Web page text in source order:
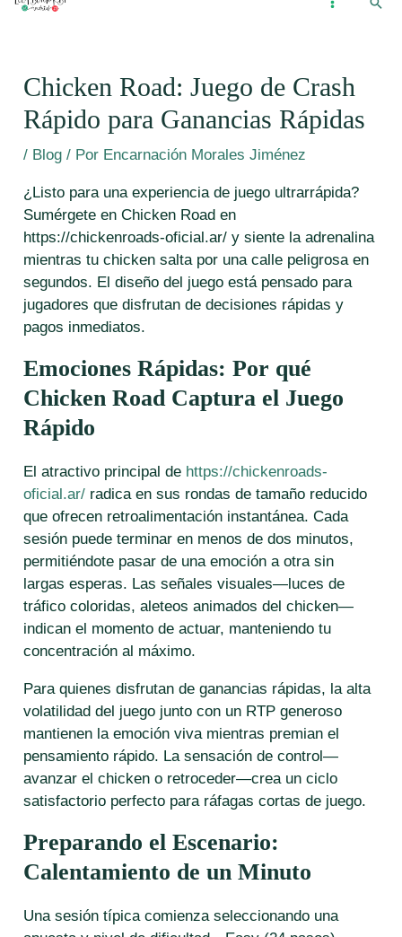
Ir
Chicken Road: Juego de Crash
Rápido para Ganancias Rápidas
/ Blog / Por Encarnación Morales Jiménez
¿Listo para una experiencia de juego ultrarrápida?
Sumérgete en Chicken Road en
https://chickenroads-oficial.ar/ y siente la adrenalina
mientras tu chicken salta por una calle peligrosa en
segundos. El diseño del juego está pensado para
jugadores que disfrutan de decisiones rápidas y
pagos inmediatos.
Emociones Rápidas: Por qué
Chicken Road Captura el Juego
Rápido
El atractivo principal de https://chickenroads-
oficial.ar/ radica en sus rondas de tamaño reducido
que ofrecen retroalimentación instantánea. Cada
sesión puede terminar en menos de dos minutos,
permitiéndote pasar de una emoción a otra sin
largas esperas. Las señales visuales—luces de
tráfico coloridas, aleteos animados del chicken—
indican el momento de actuar, manteniendo tu
concentración al máximo.
Para quienes disfrutan de ganancias rápidas, la alta
volatilidad del juego junto con un RTP generoso
mantienen la emoción viva mientras premian el
pensamiento rápido. La sensación de control—
avanzar el chicken o retroceder—crea un ciclo
satisfactorio perfecto para ráfagas cortas de juego.
Preparando el Escenario:
Calentamiento de un Minuto
Una sesión típica comienza seleccionando una